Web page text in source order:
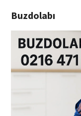
Buzdolabı